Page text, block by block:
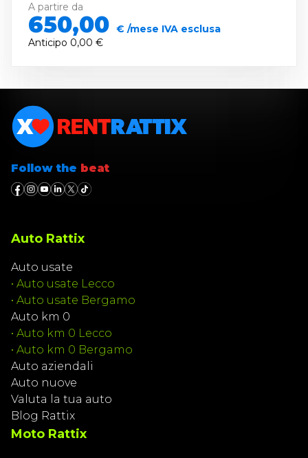
A partire da
650,00 € /mese IVA esclusa
Anticipo 0,00 €
Follow the beat
Auto Rattix
Auto usate
• Auto usate Lecco
• Auto usate Bergamo
Auto km 0
• Auto km 0 Lecco
• Auto km 0 Bergamo
Auto aziendali
Auto nuove
Valuta la tua auto
Blog Rattix
Moto Rattix